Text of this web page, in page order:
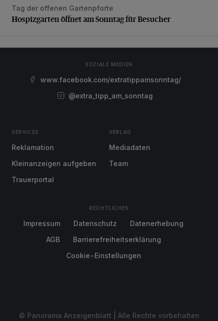
Hospizgarten öffnet am Sonntag für Besucher
Tag der offenen Gartenpforte
Hospizgarten öffnet am Sonntag für Besucher
SOZIALE MEDIEN
www.facebook.com/extratippamsonntag/
@extra_tipp_am_sonntag
SERVICES
Reklamation
Kleinanzeigen aufgeben
Trauerportal
VERLAG
Mediadaten
Team
RECHTLICHES
Impressum Datenschutz
Datenerhebung
AGB
Barrierefreiheitserklärung
Cookie-Einstellungen
© Panorama Anzeigenblatt | Alle Rechte vorbehalten